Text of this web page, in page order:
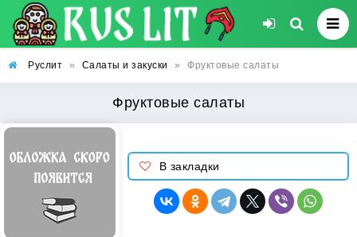
Руслит » Салаты и закуски » Фруктовые салаты
Фруктовые салаты
В закладки